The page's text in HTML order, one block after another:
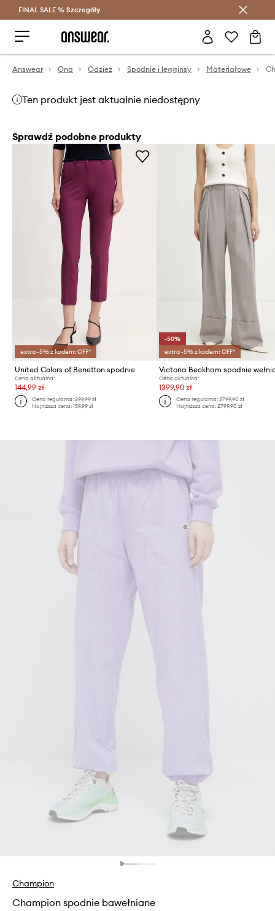
Oszczędzaj z Answear Club >
FINAL SALE % Szczegóły
Answear Ona Odzież Spodnie i legginsy Materiałowe
Ten produkt jest aktualnie niedostępny
Sprawdź podobne produkty
extra -5% z kodem: OFF*
United Colors of Benetton spodnie
Cena aktualna:
144,99 zł
Cena regularna:299,99 zł
Najniższa cena:159,99 zł
-50%
extra -5% z kodem: OFF*
Victoria Beckham spodnie
Cena aktualna:
1399,90 zł
Cena regularna: 2799,90 zł
Najniższa cena: 2799,90 zł
Champion
Champion spodnie bawełniane